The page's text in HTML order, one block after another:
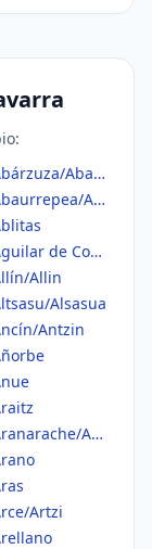
Curros en Abárzuza/Abartzuza
Curros en Abaurrepea/Abaurrea Baja
Curros en Aguilar de Codés
Allin
Alsasua
Antzin
Curros en Aranarache/Aranaratxe
Artzi